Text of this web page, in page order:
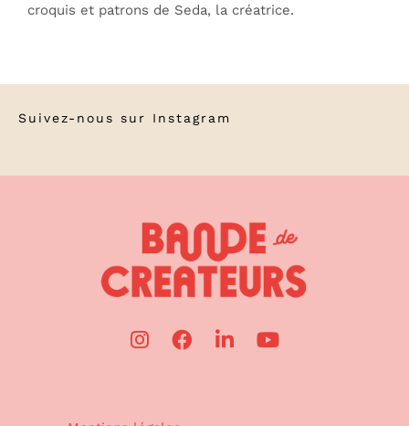
croquis et patrons de Seda, la créatrice.
Suivez-nous sur Instagram